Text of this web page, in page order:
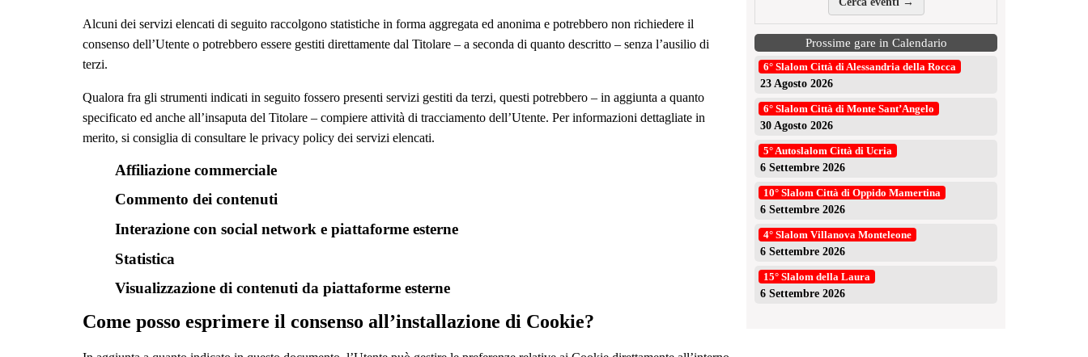
Alcuni dei servizi elencati di seguito raccolgono statistiche in forma aggregata ed anonima e potrebbero non richiedere il
consenso dell’Utente o potrebbero essere gestiti direttamente dal Titolare – a seconda di quanto descritto – senza l’ausilio di
terzi.
Qualora fra gli strumenti indicati in seguito fossero presenti servizi gestiti da terzi, questi potrebbero – in aggiunta a quanto
specificato ed anche all’insaputa del Titolare – compiere attività di tracciamento dell’Utente. Per informazioni dettagliate in
merito, si consiglia di consultare le privacy policy dei servizi elencati.
Affiliazione commerciale
Commento dei contenuti
Interazione con social network e piattaforme esterne
Statistica
Visualizzazione di contenuti da piattaforme esterne
Come posso esprimere il consenso all’installazione di Cookie?
Prossime gare in Calendario
6° Slalom Città di Alessandria della Rocca
23 Agosto 2026
6° Slalom Città di Monte Sant’Angelo
30 Agosto 2026
5° Autoslalom Città di Ucria
6 Settembre 2026
10° Slalom Città di Oppido Mamertina
6 Settembre 2026
4° Slalom Villanova Monteleone
6 Settembre 2026
15° Slalom della Laura
6 Settembre 2026